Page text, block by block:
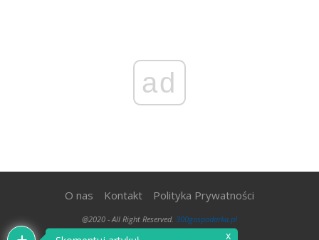
ad
O nas Kontakt Polityka Prywatności
@2020 - All Right Reserved. 300gospodarka.pl
x